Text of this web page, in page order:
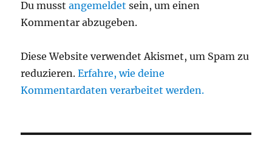
Du musstangemeldet sein, um einen
Kommentar abzugeben.
Diese Website verwendet Akismet, um Spam zu
reduzieren.Erfahre, wie deine
Kommentardaten verarbeitet werden.